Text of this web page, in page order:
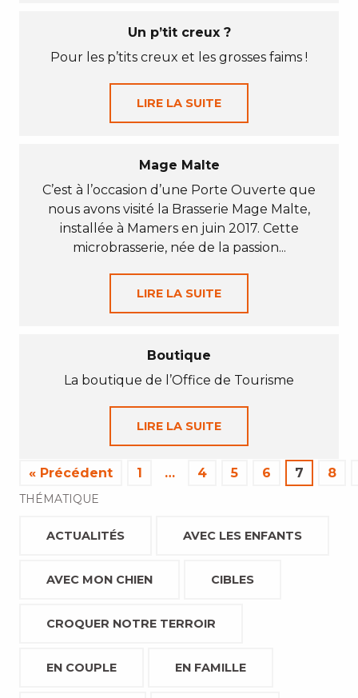
Un p’tit creux ?
Pour les p’tits creux et les grosses faims !
LIRE LA SUITE
Mage Malte
C’est à l’occasion d’une Porte Ouverte que
nous avons visité la Brasserie Mage Malte,
installée à Mamers en juin 2017. Cette
microbrasserie, née de la passion...
LIRE LA SUITE
Boutique
La boutique de l’Office de Tourisme
LIRE LA SUITE
« Précédent 1 … 4 5 6 7 8
THÉMATIQUE
ACTUALITÉS AVEC LES ENFANTS
AVEC MON CHIEN CIBLES
CROQUER NOTRE TERROIR
EN COUPLE EN FAMILLE